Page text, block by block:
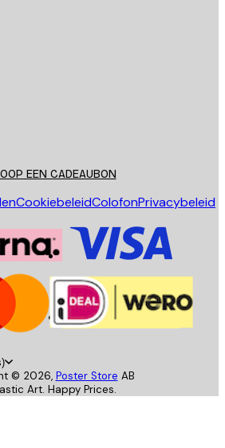
EEN CADEAUBON
CookiebeleidColofonPrivacybeleid
© 2026, Poster Store AB
Art. Happy Prices.